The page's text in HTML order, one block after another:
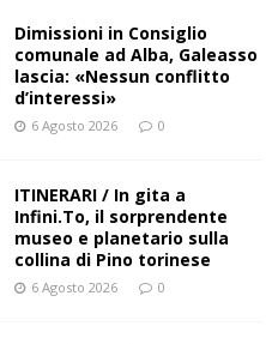
Dimissioni in Consiglio
comunale ad Alba, Galeasso
lascia: «Nessun conflitto
d’interessi»
6 Agosto 2026 0
ITINERARI / In gita a
Infini.To, il sorprendente
museo e planetario sulla
collina di Pino torinese
6 Agosto 2026 0